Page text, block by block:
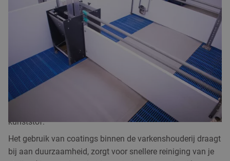
VARKENSHOUDERIJ
Een belangrijk voordeel van het coaten van jouw
varkenshouderij is de hoge chemische belastbaarheid.
Deze eigenschap zorgt ervoor dat je jarenlang plezier hebt
van je vloeren. Beton is namelijk niet chemisch bestendig
en wordt na verloop van tijd aangetast. Door het
aanbrengen van een hoogwaardige coating combineer je
de kracht van beton met de chemische bestendigheid van
kunststof.
Het gebruik van coatings binnen de varkenshouderij draagt
bij aan duurzaamheid, zorgt voor snellere reiniging van je